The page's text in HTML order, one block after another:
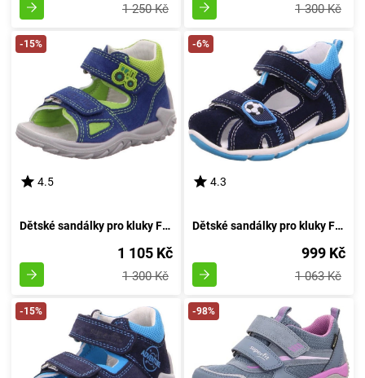
1 250 Kč 1 300 Kč
-15%
4.5
Dětské sandálky pro kluky FLOW, Superfit, 4-09011-81, odstín zelena - velikost 24
1 105 Kč
1 300 Kč
-6%
4.3
Dětské sandálky pro kluky FREDDY, Superfit, 0-800144-8100, azurová - velikost 21
999 Kč
1 063 Kč
-15% -98%